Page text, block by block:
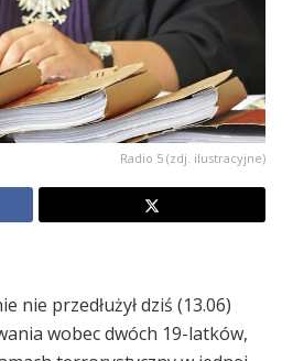
Radio 5 (zdj. ilustracyjne)
nie przedłużył dziś (13.06)
wobec dwóch 19-latków,